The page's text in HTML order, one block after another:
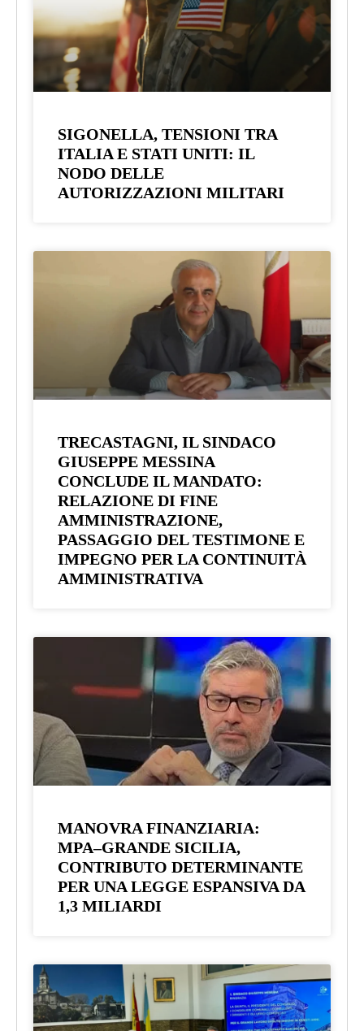
SIGONELLA, TENSIONI TRA
ITALIA E STATI UNITI: IL
NODO DELLE
AUTORIZZAZIONI MILITARI
TRECASTAGNI, IL SINDACO
GIUSEPPE MESSINA
CONCLUDE IL MANDATO:
RELAZIONE DI FINE
AMMINISTRAZIONE,
PASSAGGIO DEL TESTIMONE E
IMPEGNO PER LA CONTINUITÀ
AMMINISTRATIVA
MANOVRA FINANZIARIA:
MPA–GRANDE SICILIA,
CONTRIBUTO DETERMINANTE
PER UNA LEGGE ESPANSIVA DA
1,3 MILIARDI